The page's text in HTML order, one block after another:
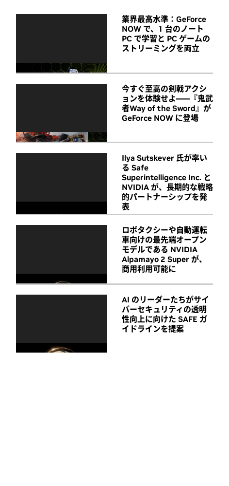
業界最高水準：GeForce
NOW で、1 台のノート
PC で学習と PC ゲームの
ストリーミングを両立
今すぐ至高の剣戟アクシ
ョンを体験せよ――『鬼武
者Way of the Sword』が
GeForce NOW に登場
Ilya Sutskever 氏が率い
る Safe
Superintelligence Inc. と
NVIDIA が、長期的な戦略
的パートナーシップを発
表
ロボタクシーや自動運転
車向けの最先端オープン
モデルである NVIDIA
Alpamayo 2 Super が、
商用利用可能に
AI のリーダーたちがサイ
バーセキュリティの透明
性向上に向けた SAFE ガ
イドラインを提案